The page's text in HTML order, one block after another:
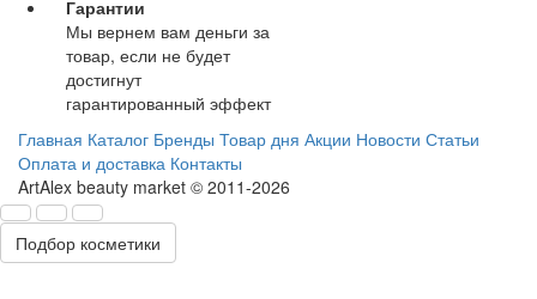
Гарантии
Мы вернем вам деньги за
товар, если не будет
достигнут
гарантированный эффект
Главная Каталог Бренды Товар дня Акции Новости Статьи
Оплата и доставка Контакты
ArtAlex beauty market © 2011-2026
Подбор косметики